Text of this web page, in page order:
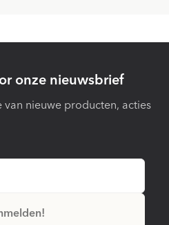
onze nieuwsbrief
nieuwe producten, acties